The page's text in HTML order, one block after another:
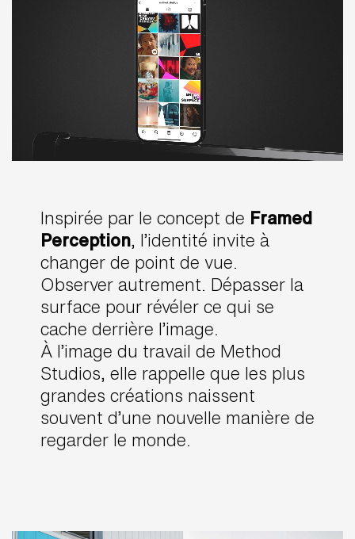
Inspirée par le concept de Framed
Perception, l’identité invite à
changer de point de vue.
Observer autrement. Dépasser la
surface pour révéler ce qui se
cache derrière l’image.
À l’image du travail de Method
Studios, elle rappelle que les plus
grandes créations naissent
souvent d’une nouvelle manière de
regarder le monde.